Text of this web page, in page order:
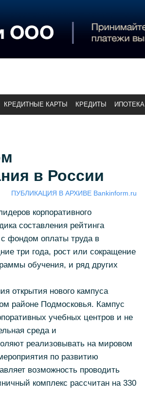
КРЕДИТНЫЕ КАРТЫ КРЕДИТЫ ИПОТЕКА
в России
ПУБЛИКАЦИЯ В АРХИВЕ Bankinform.ru
корпоративного
составления рейтинга
с фондом оплаты труда в
три года, рост или сокращение
обучения, и ряд других
открытия нового кампуса
районе Подмосковья. Кампус
учебных центров и не
среда и
реализовывать на мировом
по развитию
возможность проводить
комплекс рассчитан на 330